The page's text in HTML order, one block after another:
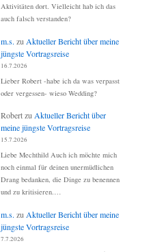
Aktivitäten dort. Vielleicht hab ich das
auch falsch verstanden?
m.s. zu Aktueller Bericht über meine
jüngste Vortragsreise
16.7.2026
Lieber Robert -habe ich da was verpasst
oder vergessen- wieso Wedding?
RobertzuAktueller Bericht über
meine jüngste Vortragsreise
15.7.2026
Liebe Mechthild Auch ich möchte mich
noch einmal für deinen unermüdlichen
Drang bedanken, die Dinge zu benennen
und zu kritisieren.…
m.s. zu Aktueller Bericht über meine
jüngste Vortragsreise
7.7.2026